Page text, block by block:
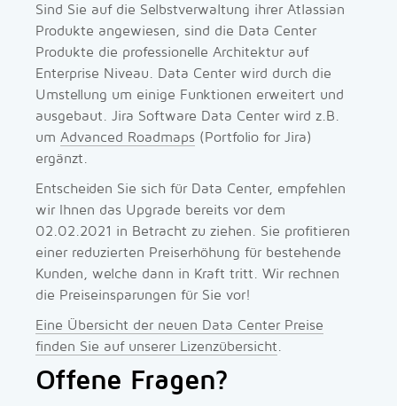
Sind Sie auf die Selbstverwaltung ihrer Atlassian
Produkte angewiesen, sind die Data Center
Produkte die professionelle Architektur auf
Enterprise Niveau. Data Center wird durch die
Umstellung um einige Funktionen erweitert und
ausgebaut. Jira Software Data Center wird z.B.
um Advanced Roadmaps (Portfolio for Jira)
ergänzt.
Entscheiden Sie sich für Data Center, empfehlen
wir Ihnen das Upgrade bereits vor dem
02.02.2021 in Betracht zu ziehen. Sie profitieren
einer reduzierten Preiserhöhung für bestehende
Kunden, welche dann in Kraft tritt. Wir rechnen
die Preiseinsparungen für Sie vor!
Eine Übersicht der neuen Data Center Preise
finden Sie auf unserer Lizenzübersicht.
Offene Fragen?